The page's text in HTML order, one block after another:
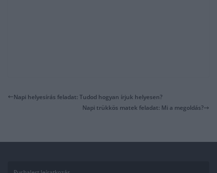
Napi helyesírás feladat: Tudod hogyan írjuk helyesen?
Napi trükkös matek feladat: Mi a megoldás?